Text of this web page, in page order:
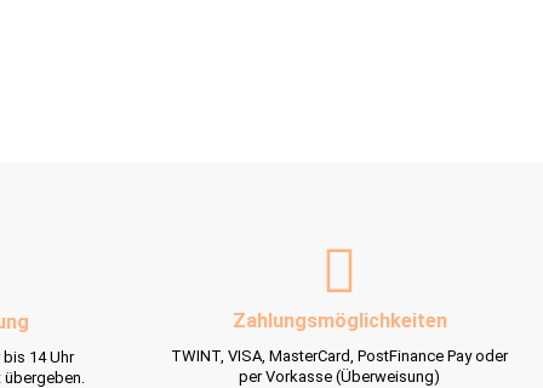
14 Uhr
übergeben.
Zahlungsmöglichkeiten
TWINT, VISA, MasterCard, PostFinance Pay oder
per Vorkasse (Überweisung)